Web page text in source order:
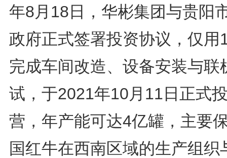
年8月18日，华彬集团与贵阳
政府正式签署投资协议，仅用
完成车间改造、设备安装与联
试，于2021年10月11日正式
营，年产能可达4亿罐，主要
国红牛在西南区域的生产组织